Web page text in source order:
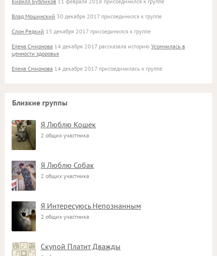
Влад Мошинский 30 декабря 2017 присоединился к группе
Слон Редкий 15 декабря 2017 присоединился к группе
Елена Смирнова 14 декабря 2017 рассказала историю Усомнилась в
ценности здоровья
Елена Смирнова 14 декабря 2017 присоединилась к группе
Близкие группы
Я Люблю Кошек
2 общих участника
Я Люблю Собак
2 общих участника
Я Интересуюсь Непознанным
2 общих участника
Скупой Платит Дважды